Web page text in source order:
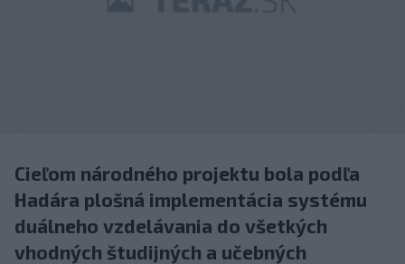
Cieľom národného projektu bola podľa
Hadára plošná implementácia systému
duálneho vzdelávania do všetkých
vhodných študijných a učebných